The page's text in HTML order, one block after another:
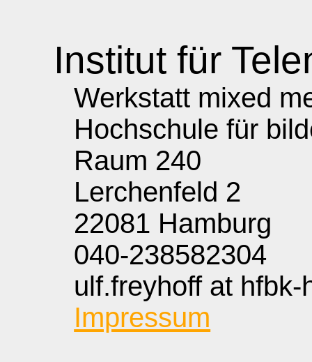
Institut für
Werkstatt mixed
Hochschule für
Raum 240
Lerchenfeld 2
22081 Hamburg
040-238582304
ulf.freyhoff at hfbk-
Impressum